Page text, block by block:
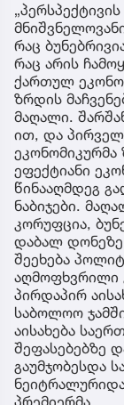
რაც
რაც არის
ქართულ
ზრდის
მაღალი.
ით, და
ეკონომიკურმა
ეფექტიანი
წინააღმდეგ
ნაბიჯები.
კორუფცია,
დაბალ დონეზე
შეეხება
აღმოფხვრილი
პირდაპირ
საბოლოო
აისახება
შეფასებებზე
გაუმჯობესდა